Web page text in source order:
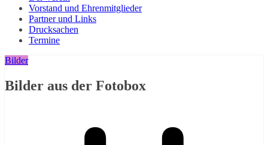
Vorstand und Ehrenmitglieder
Partner und Links
Drucksachen
Termine
Bilder
Bilder aus der Fotobox